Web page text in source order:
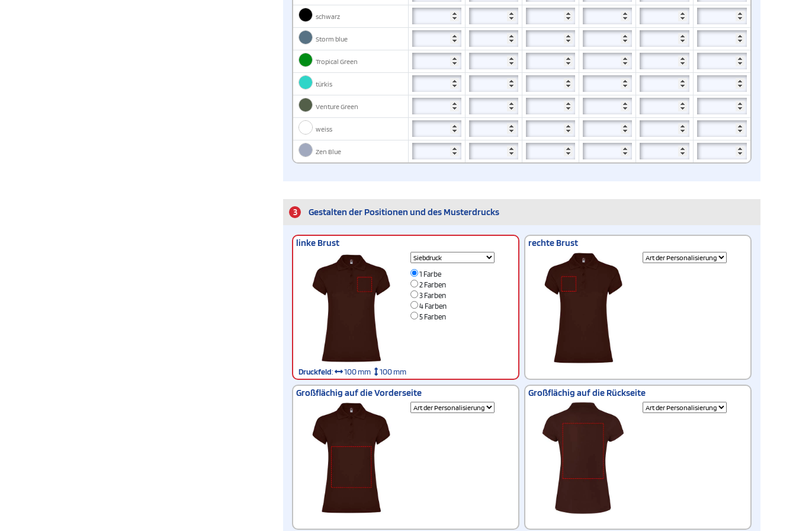
schwarz
Storm blue
Tropical Green
türkis
Venture Green
weiss
Zen Blue
3 Gestalten der Positionen und des Musterdrucks
linke Brust
1 Farbe
2 Farben
3 Farben
4 Farben
5 Farben
Druckfeld: 100 mm 100 mm
rechte Brust
Großflächig auf die Vorderseite Großflächig auf die Rückseite